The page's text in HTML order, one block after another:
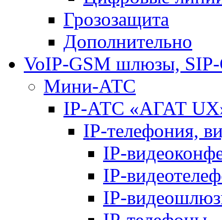
Грозозащита
Дополнительно
VoIP-GSM шлюзы,
Мини-АТС
IP-АТС «АГАТ
IP-телефония,
IP-
IP-
IP-